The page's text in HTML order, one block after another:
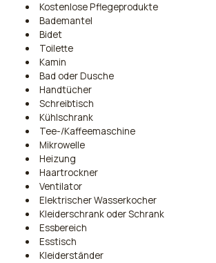
Kostenlose Pflegeprodukte
Bademantel
Bidet
Toilette
Kamin
Bad oder Dusche
Handtücher
Schreibtisch
Kühlschrank
Tee-/Kaffeemaschine
Mikrowelle
Heizung
Haartrockner
Ventilator
Elektrischer Wasserkocher
Kleiderschrank oder Schrank
Essbereich
Esstisch
Kleiderständer